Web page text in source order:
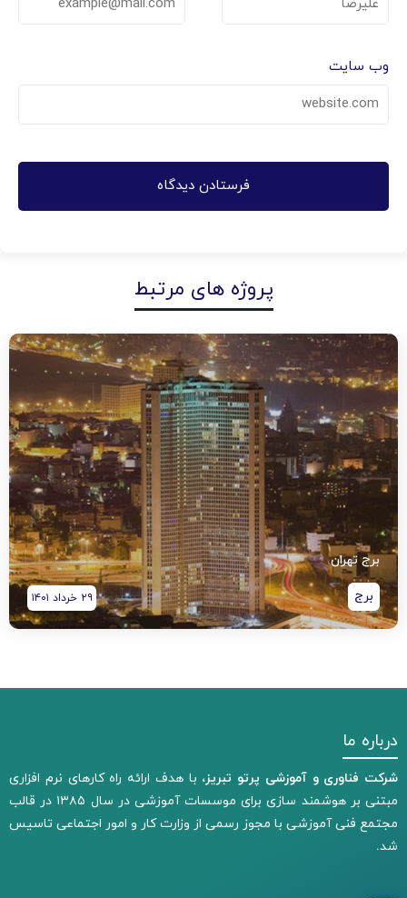
وب‌ سایت
پروژه های مرتبط
برج تهران
۲۹ خرداد ۱۴۰۱ برج
درباره ما
شرکت فناوری و آموزشی پرتو تبریز، با هدف ارائه راه کارهای نرم افزاری
مبتنی بر هوشمند سازی برای موسسات آموزشی در سال ۱۳۸۵ در قالب
مجتمع فنی آموزشی با مجوز رسمی از وزارت کار و امور اجتماعی تاسیس
شد.